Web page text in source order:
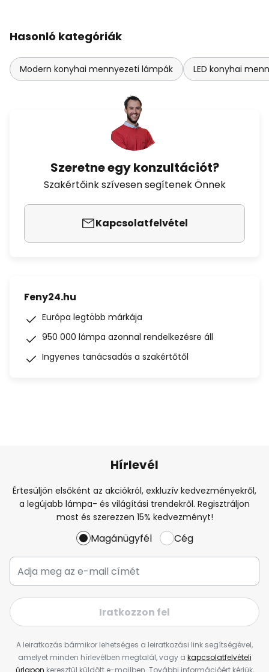
Hasonló kategóriák
Modern konyhai mennyezeti lámpák LED konyhai
Szeretne egy konzultációt?
Szakértőink szívesen segítenek Önnek
Kapcsolatfelvétel
Feny24.hu
Európa legtöbb márkája
950 000 lámpa azonnal rendelkezésre áll
Ingyenes tanácsadás a szakértőtől
Hírlevél
Értesüljön elsőként az akciókról, exkluzív kedvezményekről,
a legújabb lámpa- és világítási trendekről. Regisztráljon
most és szerezzen 15% kedvezményt!
Magánügyfél Cég
Iratkozzon fel
A leiratkozás bármikor lehetséges a leiratkozási link segítségével,
amelyet minden hírlevélben megtalál, vagy a kapcsolatfelvételi
űrlapon keresztül küldött e-mailben. További információért kérjük,